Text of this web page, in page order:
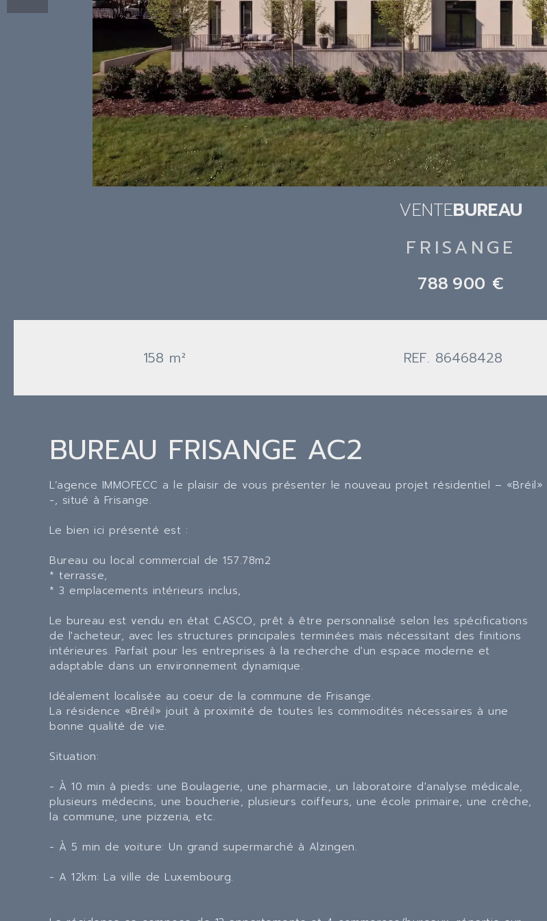
VENTEBUREAU
FRISANGE
788 900 €
158 m² REF. 86468428
BUREAU FRISANGE AC2
L’agence IMMOFECC a le plaisir de vous présenter le nouveau projet résidentiel – «Bréil»
-, situé à Frisange.
Le bien ici présenté est :
Bureau ou local commercial de 157.78m2
* terrasse,
* 3 emplacements intérieurs inclus,
Le bureau est vendu en état CASCO, prêt à être personnalisé selon les spécifications
de l'acheteur, avec les structures principales terminées mais nécessitant des finitions
intérieures. Parfait pour les entreprises à la recherche d'un espace moderne et
adaptable dans un environnement dynamique.
Idéalement localisée au coeur de la commune de Frisange.
La résidence «Bréil» jouit à proximité de toutes les commodités nécessaires à une
bonne qualité de vie.
Situation:
- À 10 min à pieds: une Boulagerie, une pharmacie, un laboratoire d'analyse médicale,
plusieurs médecins, une boucherie, plusieurs coiffeurs, une école primaire, une crèche,
la commune, une pizzeria, etc.
- À 5 min de voiture: Un grand supermarché à Alzingen.
- A 12km: La ville de Luxembourg.